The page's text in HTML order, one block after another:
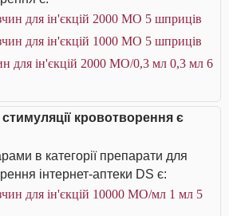
для ін'єкцій 2000 МО 5 шприців
для ін'єкцій 1000 МО 5 шприців
для ін'єкцій 2000 МО/0,3 мл 0,3 мл 6
кровотворення є
в категорії препарати для
інтернет-аптеки DS є:
для ін'єкцій 10000 МО/мл 1 мл 5